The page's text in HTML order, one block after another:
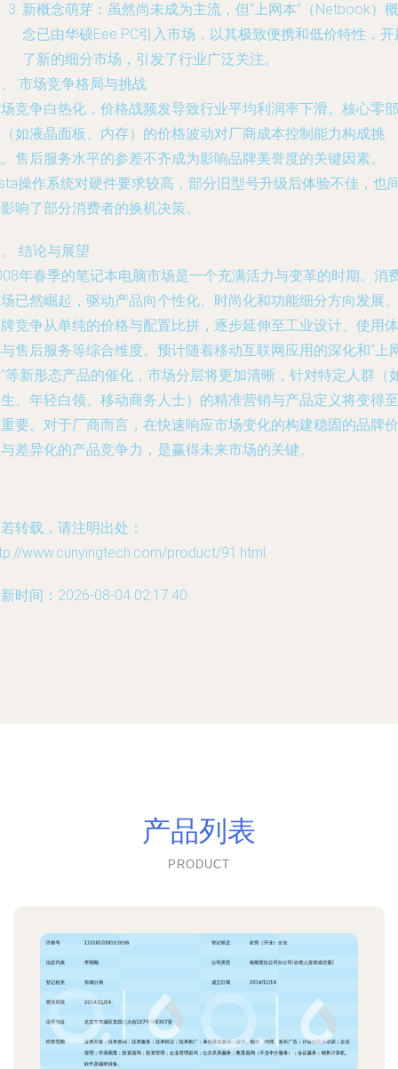
新概念萌芽：虽然尚未成为主流，但“上网本”（Netbook）概
念已由华硕Eee PC引入市场，以其极致便携和低价特性，开
了新的细分市场，引发了行业广泛关注。
市场竞争格局与挑战
竞争白热化，价格战频发导致行业平均利润率下滑。核心零部
如液晶面板、内存）的价格波动对厂商成本控制能力构成挑
售后服务水平的参差不齐成为影响品牌美誉度的关键因素。
操作系统对硬件要求较高，部分旧型号升级后体验不佳，也
响了部分消费者的换机决策。
结论与展望
年春季的笔记本电脑市场是一个充满活力与变革的时期。消
已然崛起，驱动产品向个性化、时尚化和功能细分方向发展。
竞争从单纯的价格与配置比拼，逐步延伸至工业设计、使用体
售后服务等综合维度。预计随着移动互联网应用的深化和“上
等新形态产品的催化，市场分层将更加清晰，针对特定人群（
、年轻白领、移动商务人士）的精准营销与产品定义将变得至
要。对于厂商而言，在快速响应市场变化的构建稳固的品牌价
差异化的产品竞争力，是赢得未来市场的关键。
转载，请注明出处：
www.cunyingtech.com/product/91.html
时间：2026-08-04 02:17:40
产品列表
PRODUCT